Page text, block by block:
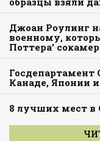
Джоан Роулинг
военному,
Поттера’
Госдепартамент
Канаде, Японии
8 лучших мест в